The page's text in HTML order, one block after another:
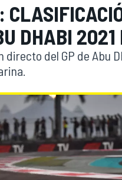
DHABI 2021
del GP de Abu